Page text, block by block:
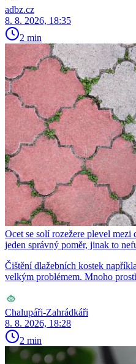
adbz.cz
8. 8. 2026, 18:35
2 min
Ocet se solí rozežere plevel
jeden správný poměr, jinak to
Čištění dlažebních kostek
velkým problémem. Mnoho
Chalupáři-Zahrádkáři
8. 8. 2026, 18:28
2 min